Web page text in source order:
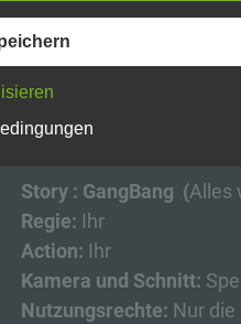
Du musst
Buchung
Du zusammen
Teilnehmern ein
Story : GangBang (Alles
Regie: Ihr
Action: Ihr
Kamera und Schnitt:
Nutzungsrechte: Nur
die Speicherung, die
das Abfragen, die
Übermittlung, Verbreitung
den Abgleich oder die
Markierung gespeicherter
ihre künftige Verarbeitung